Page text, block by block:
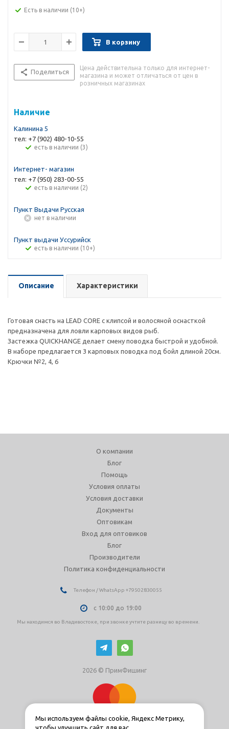
Есть в наличии (10+)
В корзину
Поделиться
Цена действительна только для интернет-
магазина и может отличаться от цен в
розничных магазинах
Наличие
Калинина 5
тел: +7 (902) 480-10-55
Есть в наличии (3)
Интернет- магазин
тел: +7 (950) 283-00-55
Есть в наличии (2)
Пункт Выдачи Русская
Нет в наличии
Пункт выдачи Уссурийск
Есть в наличии (10+)
Описание Характеристики
Готовая снасть на LEAD CORE с клипсой и волосяной оснасткой
предназначена для ловли карповых видов рыб.
Застежка QUICKHANGE делает смену поводка быстрой и удобной.
В наборе предлагается 3 карповых поводка под бойл длиной 20см.
Крючки №2, 4, 6
О компании
Блог
Помощь
Условия оплаты
Условия доставки
Документы
Оптовикам
Вход для оптовиков
Блог
Производители
Политика конфиденциальности
Телефон / WhatsApp +79502830055
с 10:00 до 19:00
Мы находимся во Владивостоке, при звонке учтите разницу во времени.
2026 © ПримФишинг
Мы используем файлы cookie, Яндекс Метрику,
чтобы улучшить сайт для вас